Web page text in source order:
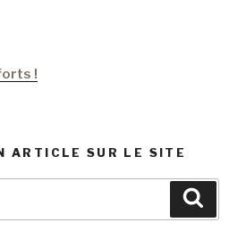
!
ARTICLE SUR LE SITE